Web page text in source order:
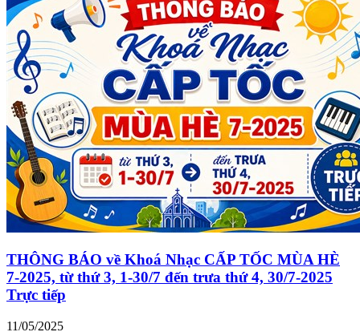
THÔNG BÁO về Khoá Nhạc CẤP TỐC MÙA HÈ
7-2025, từ thứ 3, 1-30/7 đến trưa thứ 4, 30/7-2025
Trực tiếp
11/05/2025